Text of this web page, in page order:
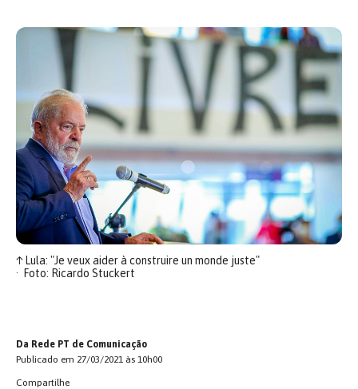
↑Lula: "Je veux aider à construire un monde juste"
Foto: Ricardo Stuckert
Da Rede PT de Comunicação
Publicado em 27/03/2021 às 10h00
Compartilhe